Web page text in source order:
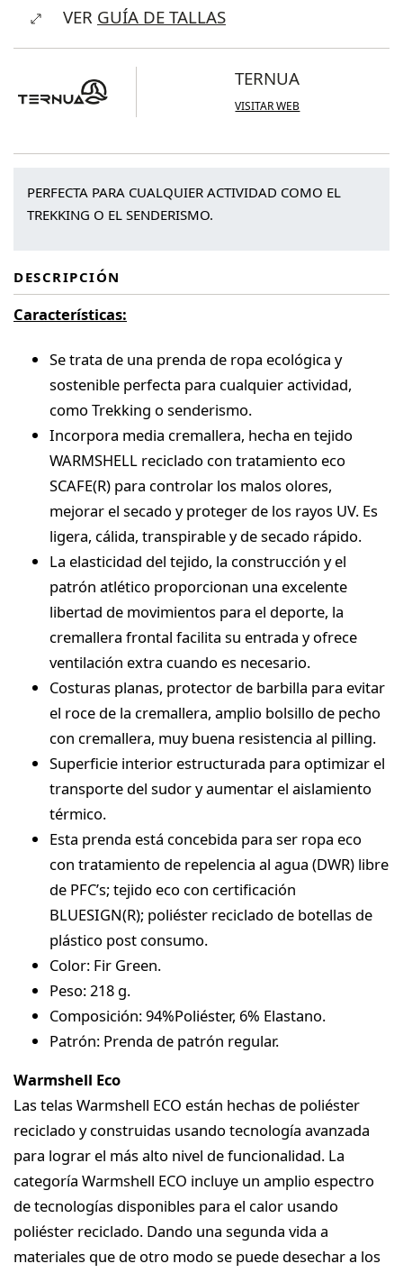
MomhilVER GUÍA DE TALLAS
TERNUA
VISITAR WEB
PERFECTA PARA CUALQUIER ACTIVIDAD COMO EL
TREKKING O EL SENDERISMO.
DESCRIPCIÓN
Características:
Se trata de una prenda de ropa ecológica y
sostenible perfecta para cualquier actividad,
como Trekking o senderismo.
Incorpora media cremallera, hecha en tejido
WARMSHELL reciclado con tratamiento eco
SCAFE(R) para controlar los malos olores,
mejorar el secado y proteger de los rayos UV. Es
ligera, cálida, transpirable y de secado rápido.
La elasticidad del tejido, la construcción y el
patrón atlético proporcionan una excelente
libertad de movimientos para el deporte, la
cremallera frontal facilita su entrada y ofrece
ventilación extra cuando es necesario.
Costuras planas, protector de barbilla para evitar
el roce de la cremallera, amplio bolsillo de pecho
con cremallera, muy buena resistencia al pilling.
Superficie interior estructurada para optimizar el
transporte del sudor y aumentar el aislamiento
térmico.
Esta prenda está concebida para ser ropa eco
con tratamiento de repelencia al agua (DWR) libre
de PFC’s; tejido eco con certificación
BLUESIGN(R); poliéster reciclado de botellas de
plástico post consumo.
Color: Fir Green.
Peso: 218 g.
Composición: 94%Poliéster, 6% Elastano.
Patrón: Prenda de patrón regular.
Warmshell Eco
Las telas Warmshell ECO están hechas de poliéster
reciclado y construidas usando tecnología avanzada
para lograr el más alto nivel de funcionalidad. La
categoría Warmshell ECO incluye un amplio espectro
de tecnologías disponibles para el calor usando
poliéster reciclado. Dando una segunda vida a
materiales que de otro modo se puede desechar a los